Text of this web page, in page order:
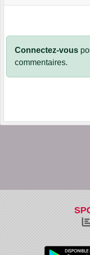
Connectez-vous
commentaires.